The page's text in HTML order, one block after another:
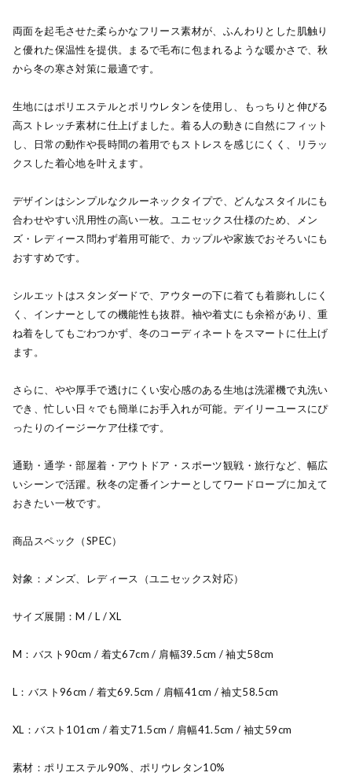
両面を起毛させた柔らかなフリース素材が、ふんわりとした肌触り
と優れた保温性を提供。まるで毛布に包まれるような暖かさで、秋
から冬の寒さ対策に最適です。
生地にはポリエステルとポリウレタンを使用し、もっちりと伸びる
高ストレッチ素材に仕上げました。着る人の動きに自然にフィット
し、日常の動作や長時間の着用でもストレスを感じにくく、リラッ
クスした着心地を叶えます。
デザインはシンプルなクルーネックタイプで、どんなスタイルにも
合わせやすい汎用性の高い一枚。ユニセックス仕様のため、メン
ズ・レディース問わず着用可能で、カップルや家族でおそろいにも
おすすめです。
シルエットはスタンダードで、アウターの下に着ても着膨れしにく
く、インナーとしての機能性も抜群。袖や着丈にも余裕があり、重
ね着をしてもごわつかず、冬のコーディネートをスマートに仕上げ
ます。
さらに、やや厚手で透けにくい安心感のある生地は洗濯機で丸洗い
でき、忙しい日々でも簡単にお手入れが可能。デイリーユースにぴ
ったりのイージーケア仕様です。
通勤・通学・部屋着・アウトドア・スポーツ観戦・旅行など、幅広
いシーンで活躍。秋冬の定番インナーとしてワードローブに加えて
おきたい一枚です。
商品スペック（SPEC）
対象：メンズ、レディース（ユニセックス対応）
サイズ展開：M / L / XL
M：バスト90cm / 着丈67cm / 肩幅39.5cm / 袖丈58cm
L：バスト96cm / 着丈69.5cm / 肩幅41cm / 袖丈58.5cm
XL：バスト101cm / 着丈71.5cm / 肩幅41.5cm / 袖丈59cm
素材：ポリエステル90%、ポリウレタン10%